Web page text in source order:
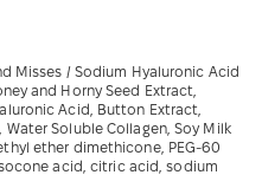
Misses / Sodium Hyaluronic Acid
and Horny Seed Extract,
Acid, Button Extract,
Soluble Collagen, Soy Milk
ether dimethicone, PEG-60
acid, citric acid, sodium